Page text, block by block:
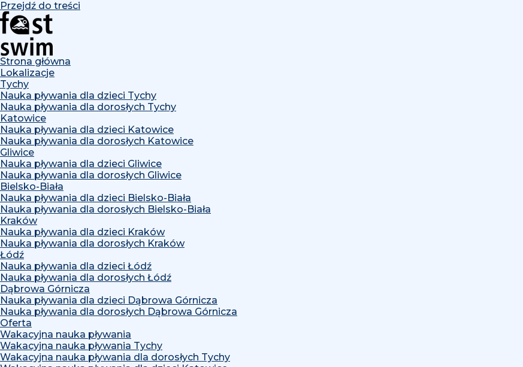
Przejdź do treści
Strona główna
Lokalizacje
Tychy
Nauka pływania dla dzieci Tychy
Nauka pływania dla dorosłych Tychy
Katowice
Nauka pływania dla dzieci Katowice
Nauka pływania dla dorosłych Katowice
Gliwice
Nauka pływania dla dzieci Gliwice
Nauka pływania dla dorosłych Gliwice
Bielsko-Biała
Nauka pływania dla dzieci Bielsko-Biała
Nauka pływania dla dorosłych Bielsko-Biała
Kraków
Nauka pływania dla dzieci Kraków
Nauka pływania dla dorosłych Kraków
Łódź
Nauka pływania dla dzieci Łódź
Nauka pływania dla dorosłych Łódź
Dąbrowa Górnicza
Nauka pływania dla dzieci Dąbrowa Górnicza
Nauka pływania dla dorosłych Dąbrowa Górnicza
Oferta
Wakacyjna nauka pływania
Wakacyjna nauka pływania Tychy
Wakacyjna nauka pływania dla dorosłych Tychy